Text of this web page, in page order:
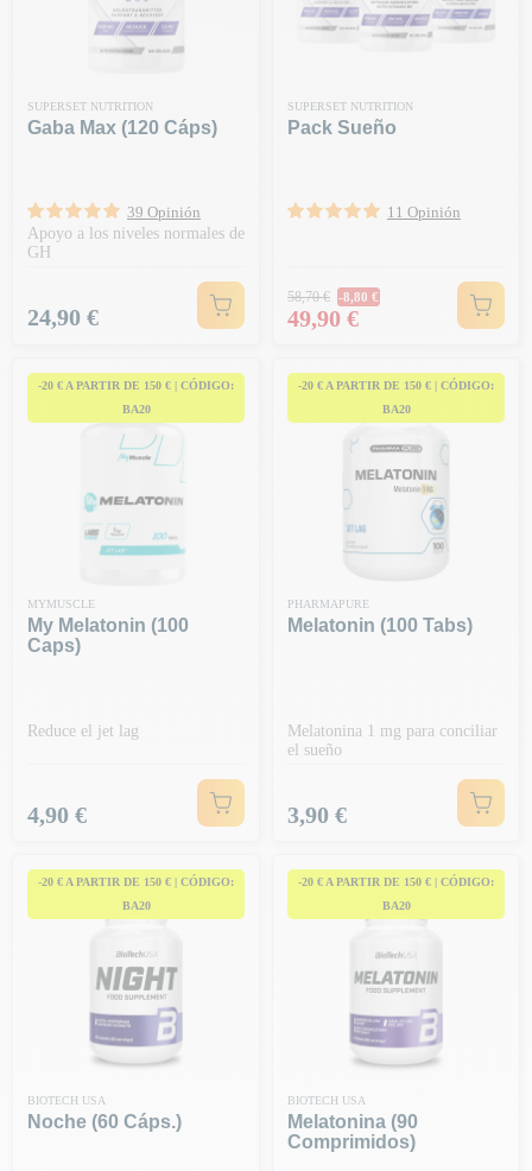
SUPERSET NUTRITION
Gaba Max (120 Cáps)
39 Opinión
Apoyo a los niveles normales de
GH
Precio
24,90 €
SUPERSET NUTRITION
Pack Sueño
11 Opinión
Precio habitual
58,70 € -8,80 €
Precio
49,90 €
-20 € A PARTIR DE 150 € | CÓDIGO:
BA20
MYMUSCLE
My Melatonin (100
Caps)
Reduce el jet lag
Precio
4,90 €
-20 € A PARTIR DE 150 € | CÓDIGO:
BA20
PHARMAPURE
Melatonin (100 Tabs)
Melatonina 1 mg para conciliar
el sueño
Precio
3,90 €
-20 € A PARTIR DE 150 € | CÓDIGO:
BA20
BIOTECH USA
Noche (60 Cáps.)
-20 € A PARTIR DE 150 € | CÓDIGO:
BA20
BIOTECH USA
Melatonina (90
Comprimidos)